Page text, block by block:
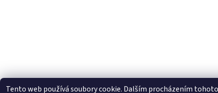
Tento web používá soubory cookie. Dalším procházením